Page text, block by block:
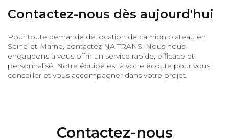
Contactez-nous dès aujourd'hui
Pour toute demande de location de camion plateau en
Seine-et-Marne, contactez NA TRANS. Nous nous
engageons à vous offrir un service rapide, efficace et
personnalisé. Notre équipe est à votre écoute pour vous
conseiller et vous accompagner dans votre projet.
Contactez-nous